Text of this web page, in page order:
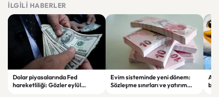
İLGILI HABERLER
Dolar piyasalarında Fed
hareketliliği: Gözler eylül
Evim sisteminde yeni dönem:
Sözleşme sınırları ve yatırım